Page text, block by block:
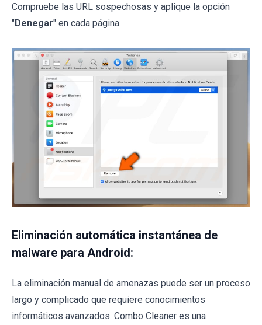
Compruebe las URL sospechosas y aplique la opción
"Denegar" en cada página.
Eliminación automática instantánea de
malware para Android:
La eliminación manual de amenazas puede ser un proceso
largo y complicado que requiere conocimientos
informáticos avanzados. Combo Cleaner es una